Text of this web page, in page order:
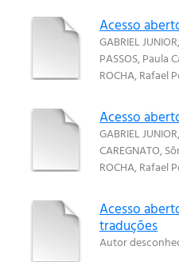
Acesso
GABRIEL
PASSOS, Paula
ROCHA, Rafael
Acesso
GABRIEL
CAREGNATO,
ROCHA, Rafael
Acesso
traduções
Autor